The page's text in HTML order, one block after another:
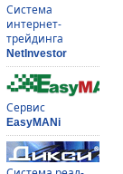
Система
интернет-
трейдинга
NetInvestor
Сервис
EasyMANi